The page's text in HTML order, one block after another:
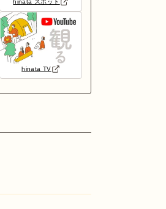
hinata スポット
hinata TV